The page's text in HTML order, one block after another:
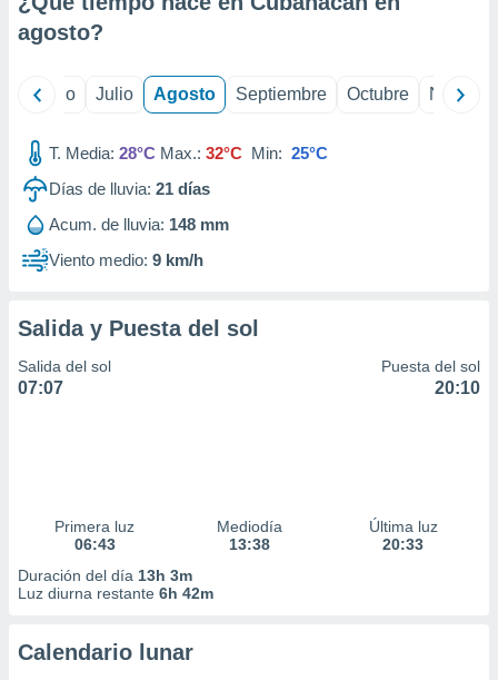
e
publicidad
publicidad
de
agosto?
Junio Julio Agosto Septiembre Octubre
T. Media: 28°C Max.: 32°C Min: 25°C
Días de lluvia: 21 días
Acum. de lluvia: 148 mm
Viento medio: 9 km/h
Salida y Puesta del sol
Salida del sol
07:07
Puesta del sol
20:10
Primera luz
06:43
Mediodía
13:38
Última luz
20:33
Duración del día 13h 3m
Luz diurna restante 6h 42m
Calendario lunar